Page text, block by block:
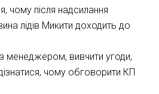
чому після надсилання
лідів Микити доходить до
менеджером, вивчити угоди,
чому обговорити КП